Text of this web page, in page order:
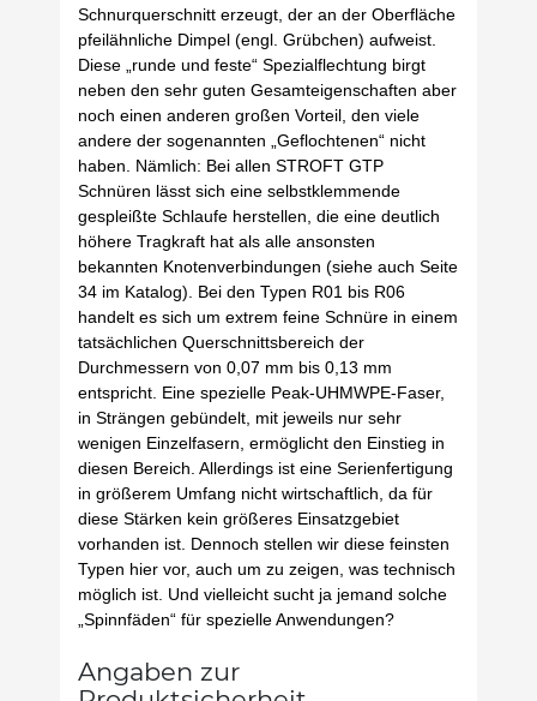
Schnurquerschnitt erzeugt, der an der Oberfläche
pfeilähnliche Dimpel (engl. Grübchen) aufweist.
Diese „runde und feste“ Spezialflechtung birgt
neben den sehr guten Gesamteigenschaften aber
noch einen anderen großen Vorteil, den viele
andere der sogenannten „Geflochtenen“ nicht
haben. Nämlich: Bei allen STROFT GTP
Schnüren lässt sich eine selbstklemmende
gespleißte Schlaufe herstellen, die eine deutlich
höhere Tragkraft hat als alle ansonsten
bekannten Knotenverbindungen (siehe auch Seite
34 im Katalog). Bei den Typen R01 bis R06
handelt es sich um extrem feine Schnüre in einem
tatsächlichen Querschnittsbereich der
Durchmessern von 0,07 mm bis 0,13 mm
entspricht. Eine spezielle Peak-UHMWPE-Faser,
in Strängen gebündelt, mit jeweils nur sehr
wenigen Einzelfasern, ermöglicht den Einstieg in
diesen Bereich. Allerdings ist eine Serienfertigung
in größerem Umfang nicht wirtschaftlich, da für
diese Stärken kein größeres Einsatzgebiet
vorhanden ist. Dennoch stellen wir diese feinsten
Typen hier vor, auch um zu zeigen, was technisch
möglich ist. Und vielleicht sucht ja jemand solche
„Spinnfäden“ für spezielle Anwendungen?
Angaben zur